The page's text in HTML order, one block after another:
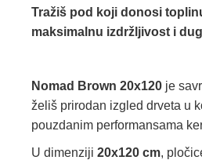
Tražiš pod koji donosi
maksimalnu izdržljivost i
Nomad Brown 20x120 je
želiš prirodan izgled drveta u
pouzdanim performansama
U dimenziji 20x120 cm,